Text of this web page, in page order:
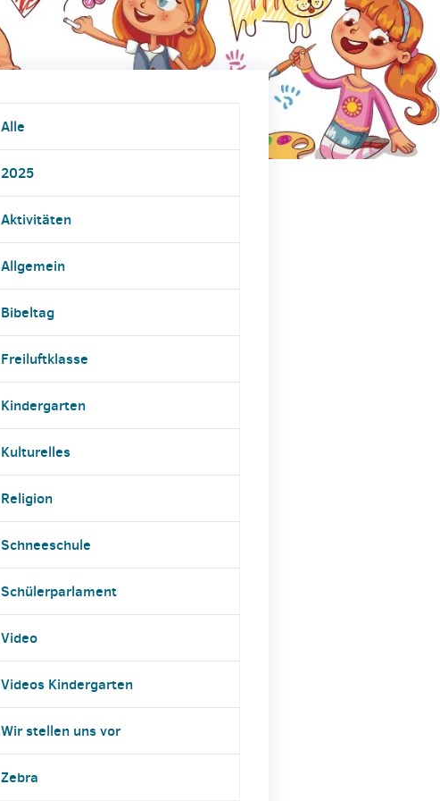
Alle
2025
Aktivitäten
Allgemein
Bibeltag
Freiluftklasse
Kindergarten
Kulturelles
Religion
Schneeschule
Schülerparlament
Video
Videos Kindergarten
Wir stellen uns vor
Zebra